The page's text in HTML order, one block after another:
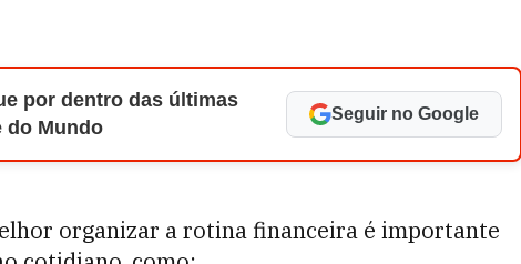
por dentro das últimas
do Mundo
Seguir no Google
organizar a rotina financeira é importante